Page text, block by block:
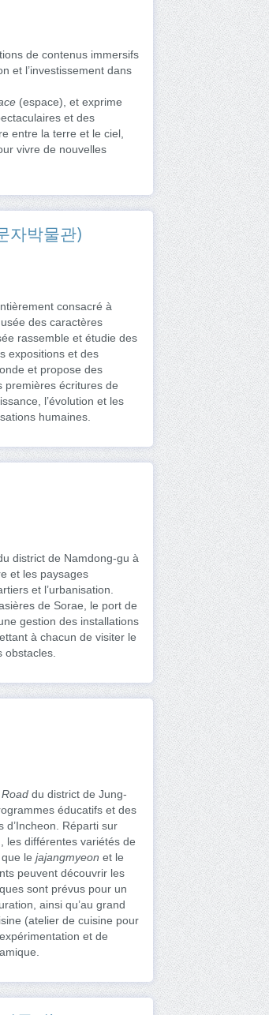
de contenus immersifs
et l’investissement dans
(espace), et exprime
et des
entre la terre et le ciel,
vivre de nouvelles
자박물관)
consacré à
des caractères
rassemble et étudie des
expositions et des
et propose des
premières écritures de
l’évolution et les
humaines.
district de Namdong-gu à
et les paysages
et l’urbanisation.
de Sorae, le port de
gestion des installations
à chacun de visiter le
obstacles.
du district de Jung-
éducatifs et des
d’Incheon. Réparti sur
les différentes variétés de
le jajangmyeon et le
peuvent découvrir les
sont prévus pour un
ainsi qu’au grand
(atelier de cuisine pour
et de